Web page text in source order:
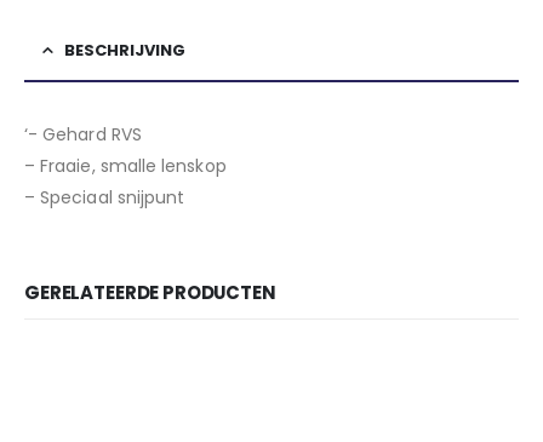
BESCHRIJVING
‘- Gehard RVS
– Fraaie, smalle lenskop
– Speciaal snijpunt
GERELATEERDE PRODUCTEN